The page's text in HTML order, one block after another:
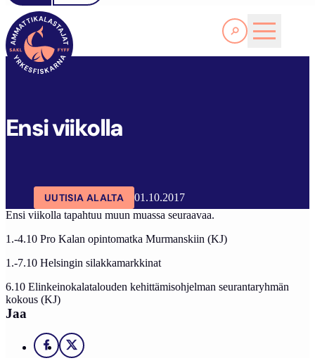
Lue lisää
SAKL
Ensi viikolla
UUTISIA ALALTA
01.10.2017
Ensi viikolla tapahtuu muun muassa seuraavaa.
1.-4.10 Pro Kalan opintomatka Murmanskiin (KJ)
1.-7.10 Helsingin silakkamarkkinat
6.10 Elinkeinokalatalouden kehittämisohjelman seurantaryhmän
kokous (KJ)
Jaa
Facebook
X